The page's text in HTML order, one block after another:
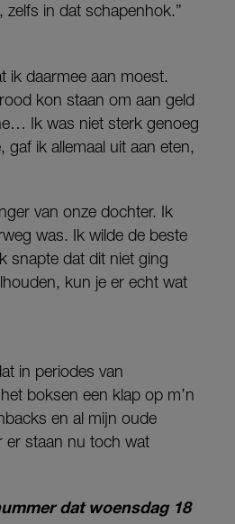
in dat schapenhok.”
ik daarmee aan moest.
kon staan om aan geld
Ik was niet sterk genoeg
ik allemaal uit aan eten,
van onze dochter. Ik
was. Ik wilde de beste
snapte dat dit niet ging
kun je er echt wat
in periodes van
boksen een klap op m’n
en al mijn oude
er staan nu toch wat
dat woensdag 18